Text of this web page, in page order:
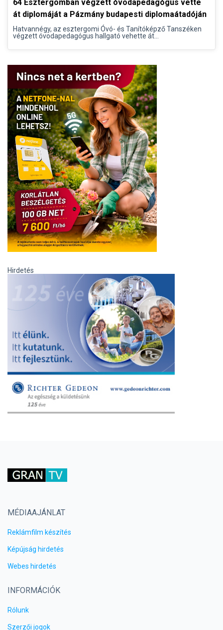
64 Esztergomban végzett óvodapedagógus vette
át diplomáját a Pázmány budapesti diplomaátadóján
Hatvannégy, az esztergomi Óvó- és Tanítóképző Tanszéken
végzett óvodapedagógus hallgató vehette át...
Hirdetés
MÉDIAAJÁNLAT
Reklámfilm készítés
Képújság hirdetés
Webes hirdetés
INFORMÁCIÓK
Rólunk
Szerzői jogok